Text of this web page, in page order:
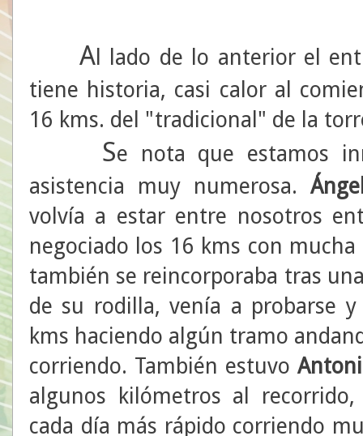
A l lado de lo anterior el
tiene historia, casi calor al
16 kms. del "tradicional" de la
Se nota que estamos
asistencia muy numerosa.
volvía a estar entre nosotros
negociado los 16 kms con
también se reincorporaba tras
de su rodilla, venía a probarse
kms haciendo algún tramo
corriendo. También estuvo
algunos kilómetros al recorrido,
cada día más rápido corriendo